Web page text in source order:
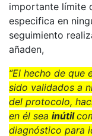
importante límite
especifica en
seguimiento
añaden,
“El hecho de que
sido validados a
del protocolo,
en él sea inútil
diagnóstico para